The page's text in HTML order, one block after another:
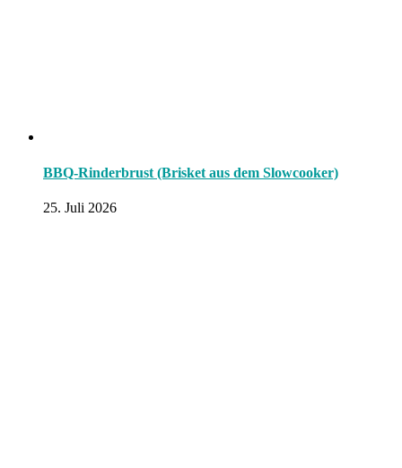
BBQ-Rinderbrust (Brisket aus dem Slowcooker)
25. Juli 2026